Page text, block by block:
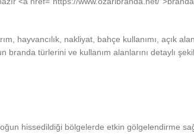
hayvancılık, nakliyat, bahçe kullanımı, açık
türlerini ve kullanım alanlarını detaylı
hissedildiği bölgelerde etkin gölgelendirme